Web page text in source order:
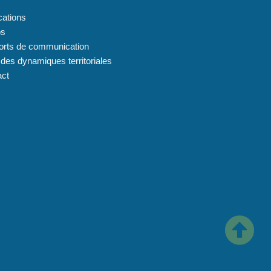
de communication
dynamiques territoriales